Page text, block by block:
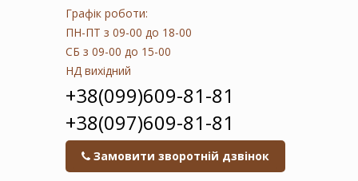
Графік роботи:
ПН-ПТ з 09-00 до 18-00
СБ з 09-00 до 15-00
НДвихідний
+38(099)609-81-81
+38(097)609-81-81
Замовити зворотній дзвінок